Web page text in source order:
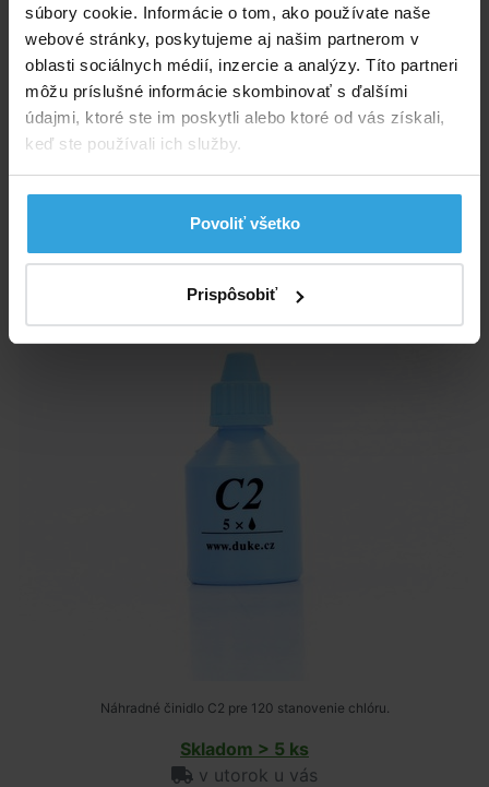
súbory cookie. Informácie o tom, ako používate naše
webové stránky, poskytujeme aj našim partnerom v
oblasti sociálnych médií, inzercie a analýzy. Títo partneri
môžu príslušné informácie skombinovať s ďalšími
údajmi, ktoré ste im poskytli alebo ktoré od vás získali,
keď ste používali ich služby.
Povoliť všetko
Prispôsobiť
Náhradné činidlo C1 pre 120 stanovenie chlóru.
Skladom > 5 ks
v utorok u vás
do košíka
Náhradné činidlo C2 pre 120 stanovenie chlóru.
Skladom > 5 ks
v utorok u vás